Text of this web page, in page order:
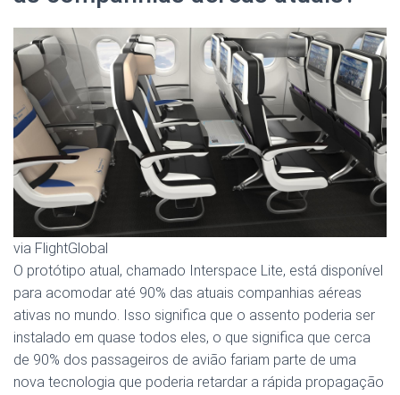
via FlightGlobal
O protótipo atual, chamado Interspace Lite, está disponível
para acomodar até 90% das atuais companhias aéreas
ativas no mundo. Isso significa que o assento poderia ser
instalado em quase todos eles, o que significa que cerca
de 90% dos passageiros de avião fariam parte de uma
nova tecnologia que poderia retardar a rápida propagação